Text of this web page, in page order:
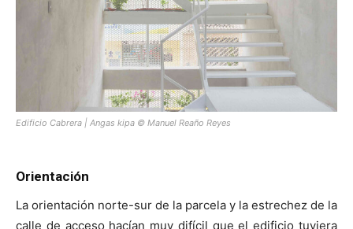
Edificio Cabrera | Angas kipa © Manuel Reaño Reyes
Orientación
La orientación norte-sur de la parcela y la estrechez de la
calle de acceso hacían muy difícil que el edificio tuviera